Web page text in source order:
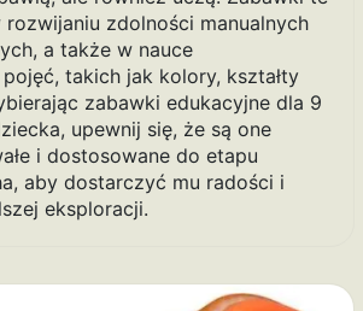
zdolności manualnych
a także w nauce
takich jak kolory, kształty
zabawki edukacyjne dla 9
upewnij się, że są one
i dostosowane do etapu
aby dostarczyć mu radości i
eksploracji.